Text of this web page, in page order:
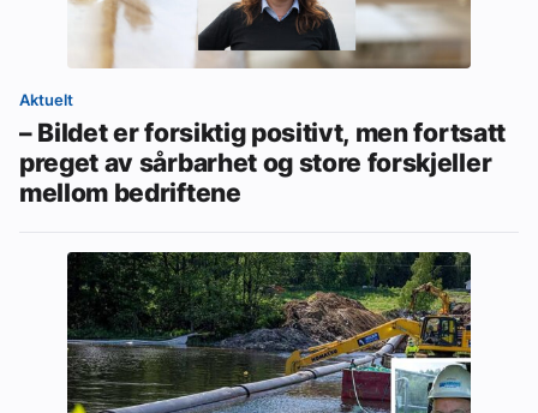
Aktuelt
– Bildet er forsiktig positivt, men fortsatt
preget av sårbarhet og store forskjeller
mellom bedriftene